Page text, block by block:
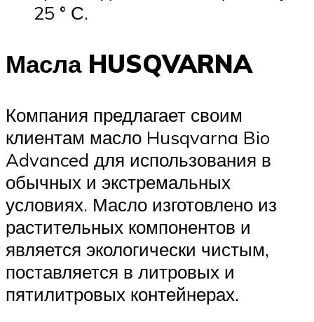
25 ° С.
Масла HUSQVARNA
Компания предлагает своим
клиентам масло Husqvarna Bio
Advanced для использования в
обычных и экстремальных
условиях. Масло изготовлено из
растительных компонентов и
является экологически чистым,
поставляется в литровых и
пятилитровых контейнерах.